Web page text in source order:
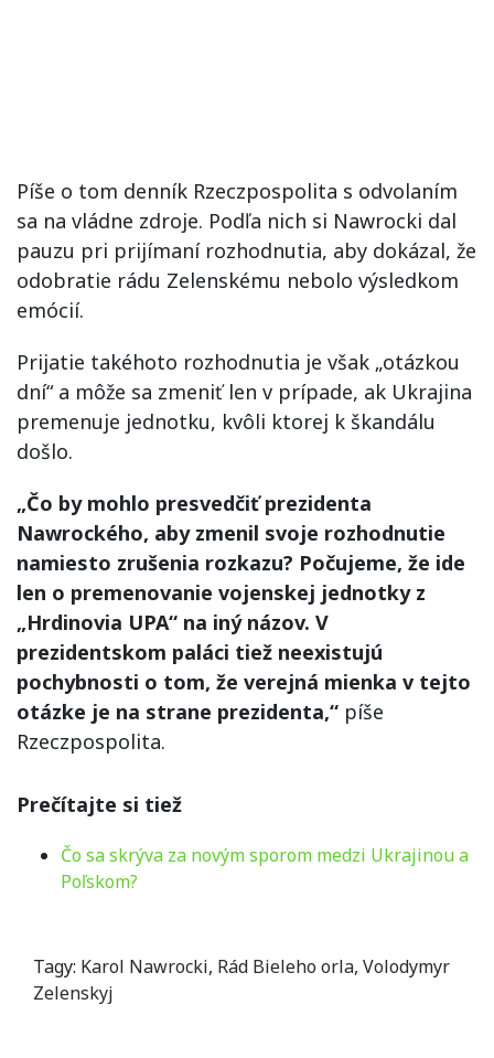
Píše o tom denník Rzeczpospolita s odvolaním
sa na vládne zdroje. Podľa nich si Nawrocki dal
pauzu pri prijímaní rozhodnutia, aby dokázal, že
odobratie rádu Zelenskému nebolo výsledkom
emócií.
Prijatie takéhoto rozhodnutia je však „otázkou
dní“ a môže sa zmeniť len v prípade, ak Ukrajina
premenuje jednotku, kvôli ktorej k škandálu
došlo.
„Čo by mohlo presvedčiť prezidenta
Nawrockého, aby zmenil svoje rozhodnutie
namiesto zrušenia rozkazu? Počujeme, že ide
len o premenovanie vojenskej jednotky z
„Hrdinovia UPA“ na iný názov. V
prezidentskom paláci tiež neexistujú
pochybnosti o tom, že verejná mienka v tejto
otázke je na strane prezidenta,“ píše
Rzeczpospolita.
Prečítajte si tiež
Čo sa skrýva za novým sporom medzi Ukrajinou a
Poľskom?
Tagy: Karol Nawrocki, Rád Bieleho orla, Volodymyr
Zelenskyj